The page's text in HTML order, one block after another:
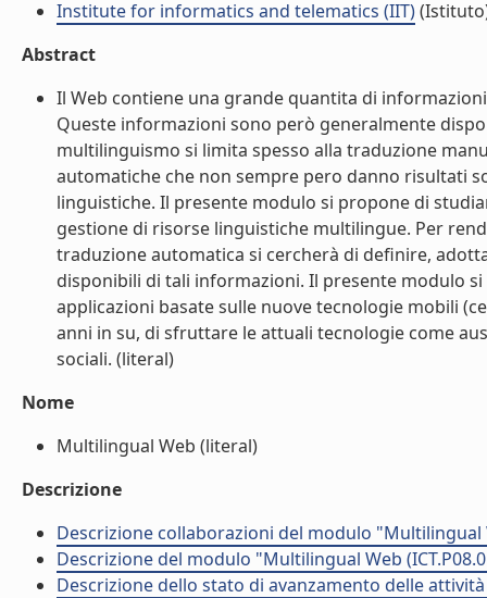
Institute for informatics and telematics (IIT)
Abstract
Il Web contiene una grande quantita di
Queste informazioni sono però generalmente
multilinguismo si limita spesso alla traduzione
automatiche che non sempre pero danno risultati
linguistiche. Il presente modulo si propone di
gestione di risorse linguistiche multilingue. Per
traduzione automatica si cercherà di definire,
disponibili di tali informazioni. Il presente modulo
applicazioni basate sulle nuove tecnologie mobili
anni in su, di sfruttare le attuali tecnologie come
sociali. (literal)
Nome
Multilingual Web (literal)
Descrizione
Descrizione collaborazioni del modulo "Multilingual
Descrizione del modulo "Multilingual Web
Descrizione dello stato di avanzamento delle